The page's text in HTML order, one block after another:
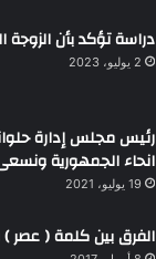
دراسة تؤكد بأن
2 يوليو، 2023
رئيس مجلس إدارة
انحاء الجمهورية
19 يوليو، 2021
الفرق بين كلمة ( عصر